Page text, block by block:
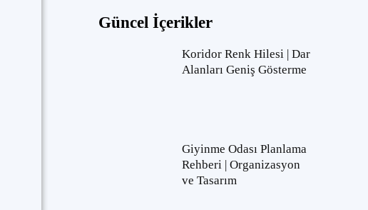
Güncel İçerikler
Koridor Renk Hilesi | Dar
Alanları Geniş Gösterme
Giyinme Odası Planlama
Rehberi | Organizasyon
ve Tasarım